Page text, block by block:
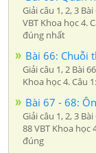
Giải câu 1, 2, 3
VBT Khoa học 4.
đúng nhất
Bài 66: Chuỗi
Giải câu 1, 2 Bài
Khoa học 4. Câu
Bài 67 - 68:
Giải câu 1, 2, 3
88 VBT Khoa học
đúng